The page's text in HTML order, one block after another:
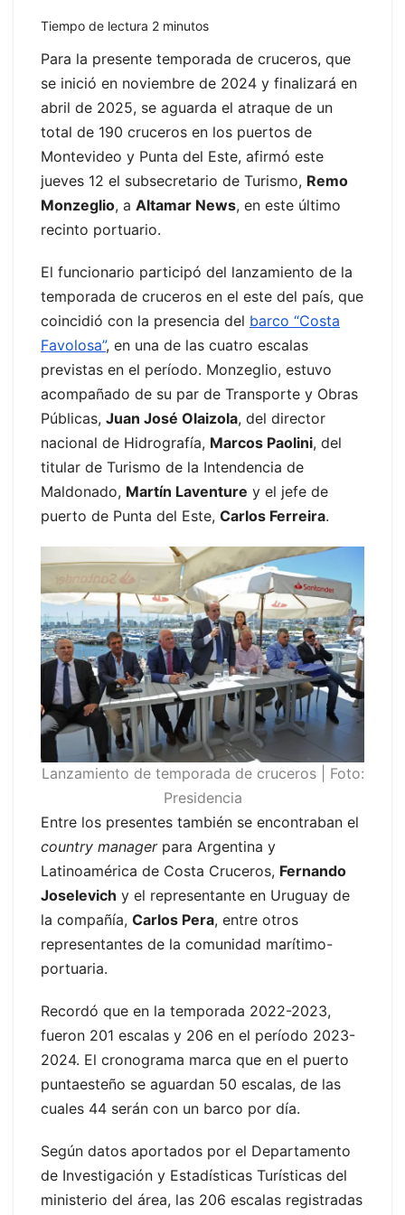
Tiempo de lectura 2 minutos
Para la presente temporada de cruceros, que
se inició en noviembre de 2024 y finalizará en
abril de 2025, se aguarda el atraque de un
total de 190 cruceros en los puertos de
Montevideo y Punta del Este, afirmó este
jueves 12 el subsecretario de Turismo, Remo
Monzeglio, a Altamar News, en este último
recinto portuario.
El funcionario participó del lanzamiento de la
temporada de cruceros en el este del país, que
coincidió con la presencia del barco “Costa
Favolosa”, en una de las cuatro escalas
previstas en el período. Monzeglio, estuvo
acompañado de su par de Transporte y Obras
Públicas, Juan José Olaizola, del director
nacional de Hidrografía, Marcos Paolini, del
titular de Turismo de la Intendencia de
Maldonado, Martín Laventure y el jefe de
puerto de Punta del Este, Carlos Ferreira.
Lanzamiento de temporada de cruceros | Foto:
Presidencia
Entre los presentes también se encontraban el
country managerpara Argentina y
Latinoamérica de Costa Cruceros, Fernando
Joselevich y el representante en Uruguay de
la compañía, Carlos Pera, entre otros
representantes de la comunidad marítimo-
portuaria.
Recordó que en la temporada 2022-2023,
fueron 201 escalas y 206 en el período 2023-
2024. El cronograma marca que en el puerto
puntaesteño se aguardan 50 escalas, de las
cuales 44 serán con un barco por día.
Según datos aportados por el Departamento
de Investigación y Estadísticas Turísticas del
ministerio del área, las 206 escalas registradas